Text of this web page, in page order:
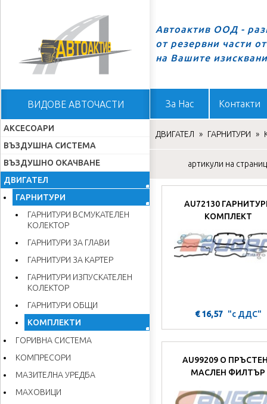
Начало
ВИДОВЕ АВТОЧАСТИ
Автоактив ООД -
от резервни части
на Вашите
За Нас Контакти
АКСЕСОАРИ
ВЪЗДУШНА СИСТЕМА
ВЪЗДУШНО ОКАЧВАНЕ
ДВИГАТЕЛ
ГАРНИТУРИ
ГАРНИТУРИ ВСМУКАТЕЛЕН
КОЛЕКТОР
ГАРНИТУРИ ЗА ГЛАВИ
ГАРНИТУРИ ЗА КАРТЕР
ГАРНИТУРИ ИЗПУСКАТЕЛЕН
КОЛЕКТОР
ГАРНИТУРИ ОБЩИ
КОМПЛЕКТИ
ГОРИВНА СИСТЕМА
КОМПРЕСОРИ
МАЗИТЕЛНА УРЕДБА
МАХОВИЦИ
ДВИГАТЕЛ » ГАРНИТУРИ »
артикули на
AU72130
КОМПЛЕКТ
€ 16,57 "с ДДС"
AU99209 О
МАСЛЕН ФИЛТЪР